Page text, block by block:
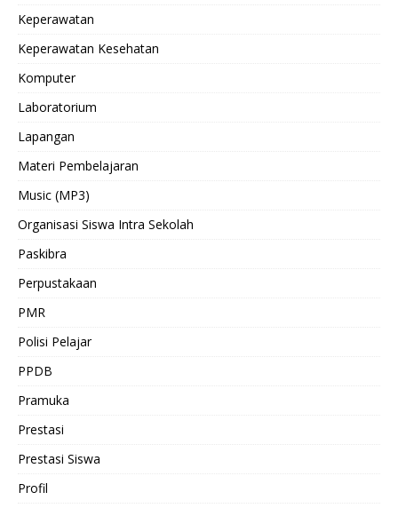
Keperawatan
Keperawatan Kesehatan
Komputer
Laboratorium
Lapangan
Materi Pembelajaran
Music (MP3)
Organisasi Siswa Intra Sekolah
Paskibra
Perpustakaan
PMR
Polisi Pelajar
PPDB
Pramuka
Prestasi
Prestasi Siswa
Profil